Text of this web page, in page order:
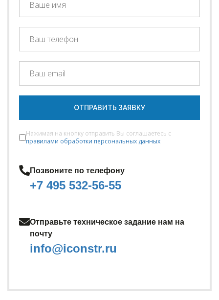
ОТПРАВИТЬ ЗАЯВКУ
Нажимая на кнопку отправить Вы соглашаетесь с
правилами обработки персональных данных
Позвоните по телефону
+7 495 532-56-55
Отправьте техническое задание нам на
почту
info@iconstr.ru